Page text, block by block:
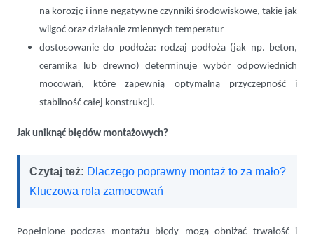
na korozję i inne negatywne czynniki środowiskowe, takie jak
wilgoć oraz działanie zmiennych temperatur
dostosowanie do podłoża: rodzaj podłoża (jak np. beton,
ceramika lub drewno) determinuje wybór odpowiednich
mocowań, które zapewnią optymalną przyczepność i
stabilność całej konstrukcji.
Jak uniknąć błędów montażowych?
Czytaj też: Dlaczego poprawny montaż to za mało?
Kluczowa rola zamocowań
Popełnione podczas montażu błędy mogą obniżać trwałość i